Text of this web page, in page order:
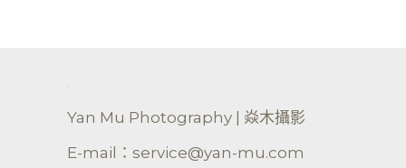
Yan Mu Photography | 焱木攝影
E-mail：service@yan-mu.com